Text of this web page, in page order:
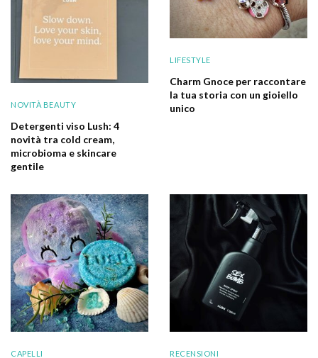
NOVITÀ BEAUTY
Detergenti viso Lush: 4
novità tra cold cream,
microbioma e skincare
gentile
LIFESTYLE
Charm Gnoce per raccontare
la tua storia con un gioiello
unico
CAPELLI RECENSIONI